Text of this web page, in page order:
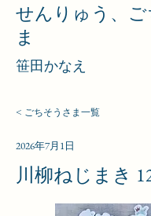
せんりゅう、ご
ま
笹田かなえ
< ごちそうさま一覧
2026年7月1日
川柳ねじまき